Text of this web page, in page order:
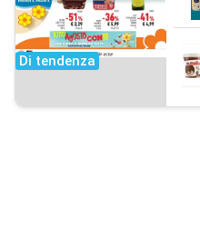
Di tendenza